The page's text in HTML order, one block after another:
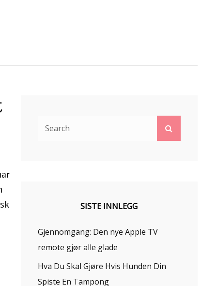
SISTE INNLEGG
Gjennomgang: Den nye Apple TV
remote gjør alle glade
Hva Du Skal Gjøre Hvis Hunden Din
Spiste En Tampong